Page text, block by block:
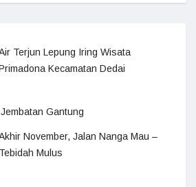
Terjun Lepung Iring Wisata
Kecamatan Dedai
Gantung
November, Jalan Nanga Mau –
Tebidah Mulus